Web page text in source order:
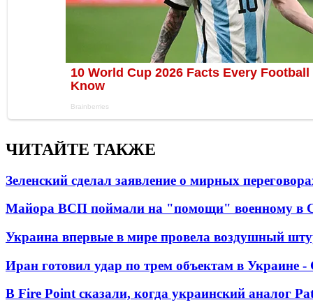
ЧИТАЙТЕ ТАКЖЕ
Зеленский сделал заявление о мирных
Майора ВСП поймали на "помощи" военному в
Украина впервые в мире провела воздушный
Иран готовил удар по трем объектам в Украине
В Fire Point сказали, когда украинский аналог